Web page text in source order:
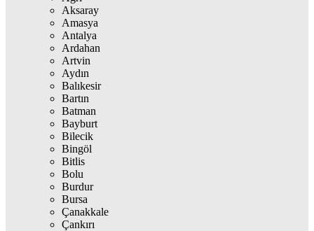
Aksaray
Amasya
Antalya
Ardahan
Artvin
Aydın
Balıkesir
Bartın
Batman
Bayburt
Bilecik
Bingöl
Bitlis
Bolu
Burdur
Bursa
Çanakkale
Çankırı